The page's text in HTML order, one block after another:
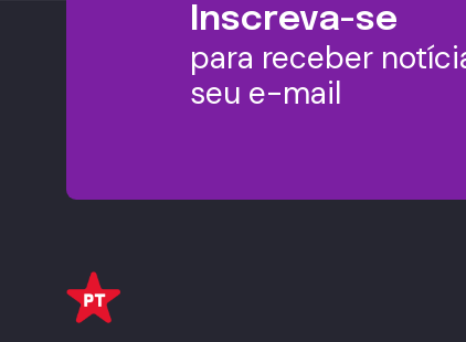
Inscreva-se
para receber
seu e-mail